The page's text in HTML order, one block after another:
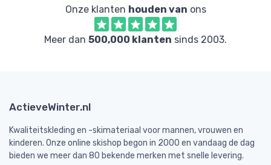
Onze klanten houden van ons
Meer dan 500,000 klanten sinds 2003.
ActieveWinter.nl
Kwaliteitskleding en -skimateriaal voor mannen, vrouwen en
kinderen. Onze online skishop begon in 2000 en vandaag de dag
bieden we meer dan 80 bekende merken met snelle levering.